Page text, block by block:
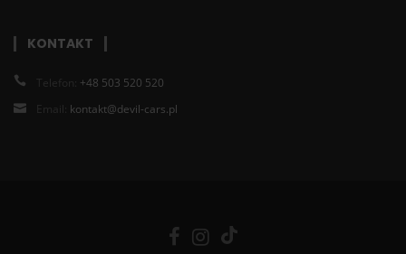
KONTAKT
Telefon: +48 503 520 520
Email: kontakt@devil-cars.pl